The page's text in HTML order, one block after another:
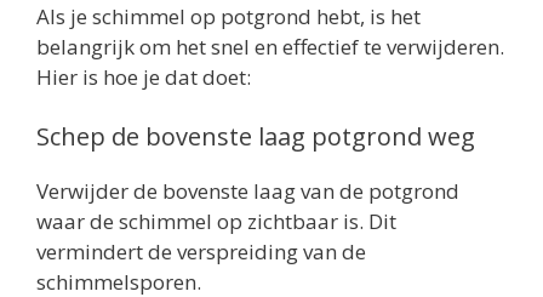
Als je schimmel op potgrond hebt, is het
belangrijk om het snel en effectief te verwijderen.
Hier is hoe je dat doet:
Schep de bovenste laag potgrond weg
Verwijder de bovenste laag van de potgrond
waar de schimmel op zichtbaar is. Dit
vermindert de verspreiding van de
schimmelsporen.